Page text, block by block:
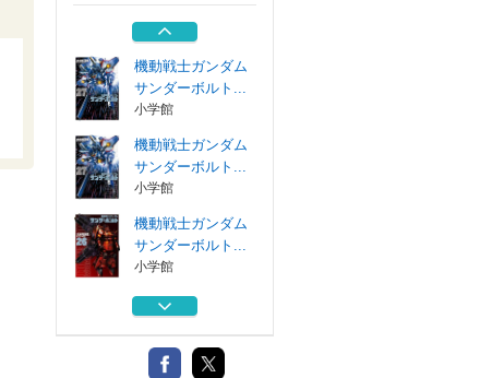
サンダーボルト...
小学館
機動戦士ガンダム
サンダーボルト...
小学館
機動戦士ガンダム
サンダーボルト...
小学館
機動戦士ガンダム
サンダーボルト...
小学館
機動戦士ガンダム
小学館